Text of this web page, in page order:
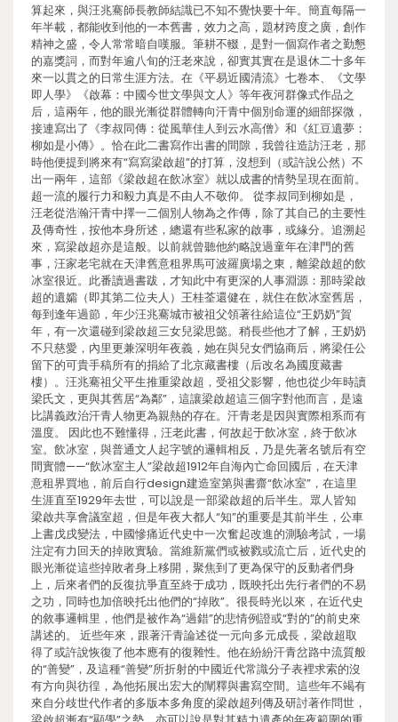
算起來，與汪兆騫師長教師結識已不知不覺快要十年。簡直每隔一
年半載，都能收到他的一本舊書，效力之高，題材跨度之廣，創作
精神之盛，令人常常暗自嘆服。筆耕不輟，是對一個寫作者之勤懇
的嘉獎詞，而對年逾八旬的汪老來說，卻實其實在是退休二十多年
來一以貫之的日常生涯方法。在《平易近國清流》七卷本、《文學
即人學》《啟幕：中國今世文學與文人》等年夜河群像式作品之
后，這兩年，他的眼光漸從群體轉向汗青中個別命運的細部探微，
接連寫出了《李叔同傳：從風華佳人到云水高僧》和《紅豆遺夢：
柳如是小傳》。恰在此二書寫作出書的間隙，我曾往造訪汪老，那
時他便提到將來有“寫寫梁啟超”的打算，沒想到（或許說公然）不
出一兩年，這部《梁啟超在飲冰室》就以成書的情勢呈現在面前。
超一流的履行力和毅力真是不由人不敬仰。 從李叔同到柳如是，
汪老從浩瀚汗青中擇一二個別人物為之作傳，除了其自己的主要性
及傳奇性，按他本身所述，總還有些私家的啟事，或緣分。追溯起
來，寫梁啟超亦是這般。以前就曾聽他約略說過童年在津門的舊
事，汪家老宅就在天津舊意租界馬可波羅廣場之東，離梁啟超的飲
冰室很近。此番讀過書跋，才知此中有更深的人事淵源：那時梁啟
超的遺孀（即其第二位夫人）王桂荃還健在，就住在飲冰室舊居，
每到逢年過節，年少汪兆騫城市被祖父領著往給這位“王奶奶”賀
年，有一次還碰到梁啟超三女兒梁思懿。稍長些他才了解，王奶奶
不只慈愛，內里更兼深明年夜義，她在與兒女們協商后，將梁任公
留下的可貴手稿所有的捐給了北京藏書樓（后改名為國度藏書
樓）。汪兆騫祖父平生推重梁啟超，受祖父影響，他也從少年時讀
梁氏文，更與其舊居“為鄰”，這讓梁啟超這三個字對他而言，是遠
比講義政治汗青人物更為親熱的存在。汗青老是因與實際相系而有
溫度。 因此也不難懂得，汪老此書，何故起于飲冰室，終于飲冰
室。飲冰室，與普通文人起字號的邏輯相反，乃是先著名號后有空
間實體——“飲冰室主人”梁啟超1912年自海內亡命回國后，在天津
意租界買地，前后自行design建造室第與書齋“飲冰室”，在這里
生涯直至1929年去世，可以說是一部梁啟超的后半生。眾人皆知
梁啟共享會議室超，但是年夜大都人“知”的重要是其前半生，公車
上書戊戌變法，中國慘痛近代史中一次奮起改進的測驗考試，一場
注定有力回天的掉敗實驗。當維新黨們或被戮或流亡后，近代史的
眼光漸從這些掉敗者身上移開，聚焦到了更為保守的反動者們身
上，后來者們的反復抗爭直至終于成功，既映托出先行者們的不易
之功，同時也加倍映托出他們的“掉敗”。很長時光以來，在近代史
的敘事邏輯里，他們是被作為“過錯”的悲情例證或“對的”的前史來
講述的。 近些年來，跟著汗青論述從一元向多元成長，梁啟超取
得了或許說恢復了他本應有的復雜性。他在紛紛汗青岔路中流質般
的“善變”，及這種“善變”所折射的中國近代常識分子表裡求索的沒
有方向與彷徨，為他拓展出宏大的闡釋與書寫空間。這些年不竭有
來自分歧世代作者的多版本多角度的梁啟超列傳及研討著作問世，